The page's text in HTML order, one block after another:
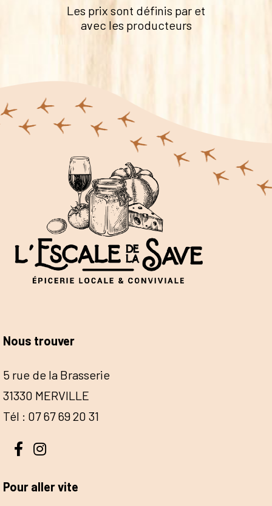
Les prix sont définis par et
avec les producteurs
Nous trouver
5 rue de la Brasserie
31330 MERVILLE
Tél : 07 67 69 20 31
Pour aller vite